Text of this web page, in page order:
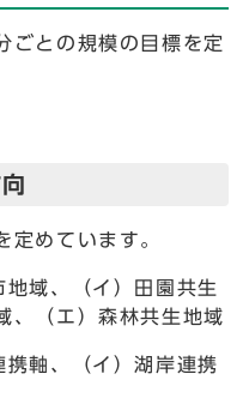
ごとの規模の目標を定
定めています。
域、（イ）田園共生
、（エ）森林共生地域
軸、（イ）湖岸連携